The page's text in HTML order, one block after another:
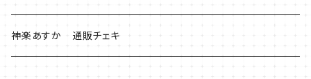
神楽あすか 通販チェキ